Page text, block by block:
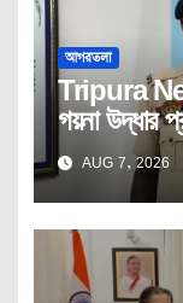
আগরতলা
Tripura
গয়না উদ্ধার
AUG 7, 2026